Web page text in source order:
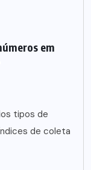
em
tipos de
de coleta